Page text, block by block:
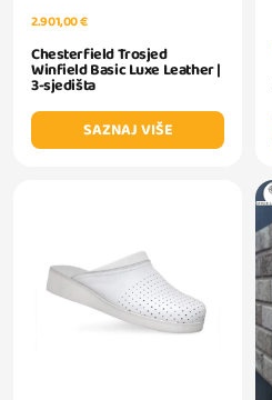
2.901,00 €
Chesterfield Trosjed
Winfield Basic Luxe Leather |
3-sjedišta
SAZNAJ VIŠE